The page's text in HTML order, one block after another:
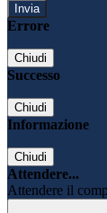
Errore
Chiudi
Successo
Chiudi
Informazione
Chiudi
Attendere...
Attendere il